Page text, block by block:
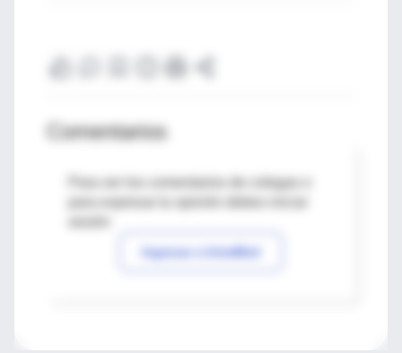
Comentarios
Para ver los comentarios de colegas o
Ingresar a IntraMed